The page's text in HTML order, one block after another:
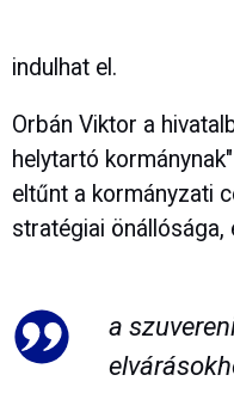
indulhat el.
Orbán Viktor a
helytartó
eltűnt a kormányzati
stratégiai önállósága,
a